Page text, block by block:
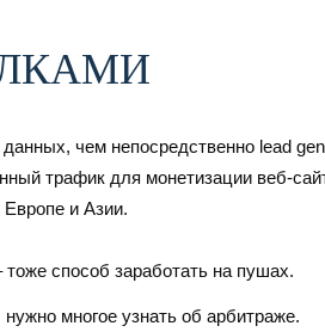
чем непосредственно lead
трафик для монетизации веб-
и Азии.
способ заработать на пушах.
многое узнать об арбитраже.